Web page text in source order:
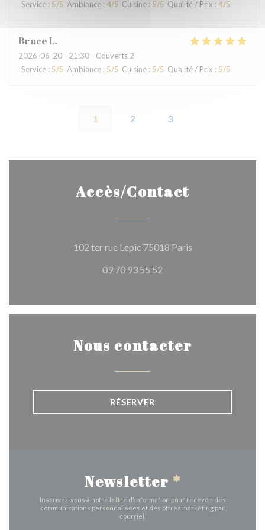
Service : 5/5 Ambiance : 4/5 Cuisine : 5/5 Qualité / Prix : 4/5
BruceL
2026-06-20 - 21:30 - Couverts 2
Service : 5/5 Ambiance : 5/5 Cuisine : 5/5 Qualité / Prix : 5/5
1 2 3
Accès/Contact
102 ter rue Lepic 75018 Paris((ouvre une
09 70 93 55 52
Nous contacter
RÉSERVER
Newsletter *
Inscrivez-vous à notre lettre d'information pour recevoir des
communications personnalisées et des offres marketing par
courriel.